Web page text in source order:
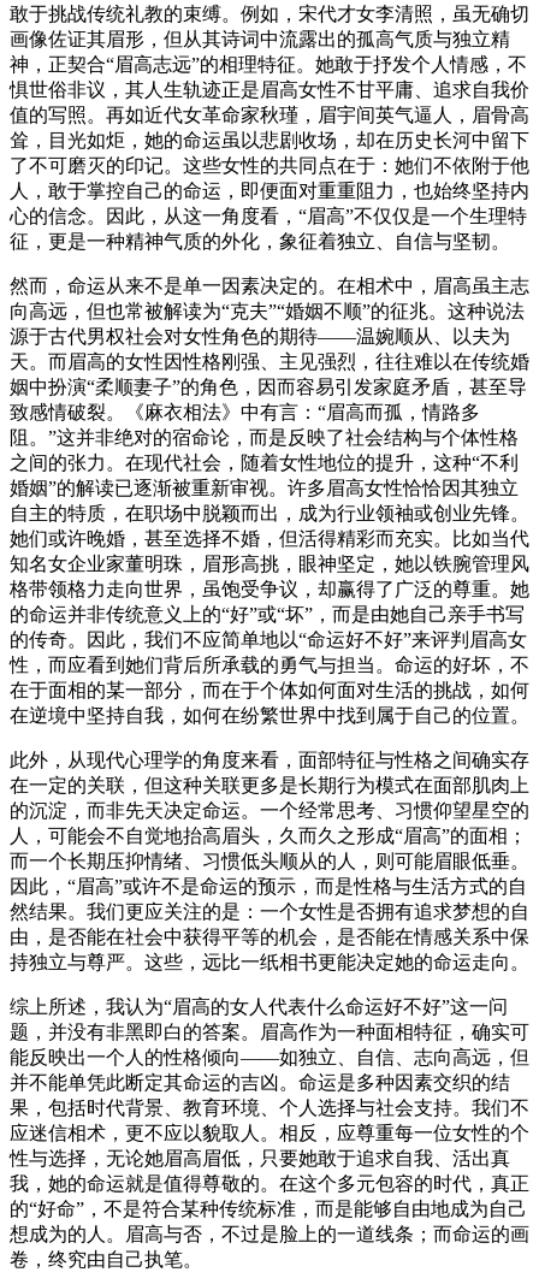
敢于挑战传统礼教的束缚。例如，宋代才女李清照，虽无确切
画像佐证其眉形，但从其诗词中流露出的孤高气质与独立精
神，正契合“眉高志远”的相理特征。她敢于抒发个人情感，不
惧世俗非议，其人生轨迹正是眉高女性不甘平庸、追求自我价
值的写照。再如近代女革命家秋瑾，眉宇间英气逼人，眉骨高
耸，目光如炬，她的命运虽以悲剧收场，却在历史长河中留下
了不可磨灭的印记。这些女性的共同点在于：她们不依附于他
人，敢于掌控自己的命运，即便面对重重阻力，也始终坚持内
心的信念。因此，从这一角度看，“眉高”不仅仅是一个生理特
征，更是一种精神气质的外化，象征着独立、自信与坚韧。
然而，命运从来不是单一因素决定的。在相术中，眉高虽主志
向高远，但也常被解读为“克夫”“婚姻不顺”的征兆。这种说法
源于古代男权社会对女性角色的期待——温婉顺从、以夫为
天。而眉高的女性因性格刚强、主见强烈，往往难以在传统婚
姻中扮演“柔顺妻子”的角色，因而容易引发家庭矛盾，甚至导
致感情破裂。《麻衣相法》中有言：“眉高而孤，情路多
阻。”这并非绝对的宿命论，而是反映了社会结构与个体性格
之间的张力。在现代社会，随着女性地位的提升，这种“不利
婚姻”的解读已逐渐被重新审视。许多眉高女性恰恰因其独立
自主的特质，在职场中脱颖而出，成为行业领袖或创业先锋。
她们或许晚婚，甚至选择不婚，但活得精彩而充实。比如当代
知名女企业家董明珠，眉形高挑，眼神坚定，她以铁腕管理风
格带领格力走向世界，虽饱受争议，却赢得了广泛的尊重。她
的命运并非传统意义上的“好”或“坏”，而是由她自己亲手书写
的传奇。因此，我们不应简单地以“命运好不好”来评判眉高女
性，而应看到她们背后所承载的勇气与担当。命运的好坏，不
在于面相的某一部分，而在于个体如何面对生活的挑战，如何
在逆境中坚持自我，如何在纷繁世界中找到属于自己的位置。
此外，从现代心理学的角度来看，面部特征与性格之间确实存
在一定的关联，但这种关联更多是长期行为模式在面部肌肉上
的沉淀，而非先天决定命运。一个经常思考、习惯仰望星空的
人，可能会不自觉地抬高眉头，久而久之形成“眉高”的面相；
而一个长期压抑情绪、习惯低头顺从的人，则可能眉眼低垂。
因此，“眉高”或许不是命运的预示，而是性格与生活方式的自
然结果。我们更应关注的是：一个女性是否拥有追求梦想的自
由，是否能在社会中获得平等的机会，是否能在情感关系中保
持独立与尊严。这些，远比一纸相书更能决定她的命运走向。
综上所述，我认为“眉高的女人代表什么命运好不好”这一问
题，并没有非黑即白的答案。眉高作为一种面相特征，确实可
能反映出一个人的性格倾向——如独立、自信、志向高远，但
并不能单凭此断定其命运的吉凶。命运是多种因素交织的结
果，包括时代背景、教育环境、个人选择与社会支持。我们不
应迷信相术，更不应以貌取人。相反，应尊重每一位女性的个
性与选择，无论她眉高眉低，只要她敢于追求自我、活出真
我，她的命运就是值得尊敬的。在这个多元包容的时代，真正
的“好命”，不是符合某种传统标准，而是能够自由地成为自己
想成为的人。眉高与否，不过是脸上的一道线条；而命运的画
卷，终究由自己执笔。